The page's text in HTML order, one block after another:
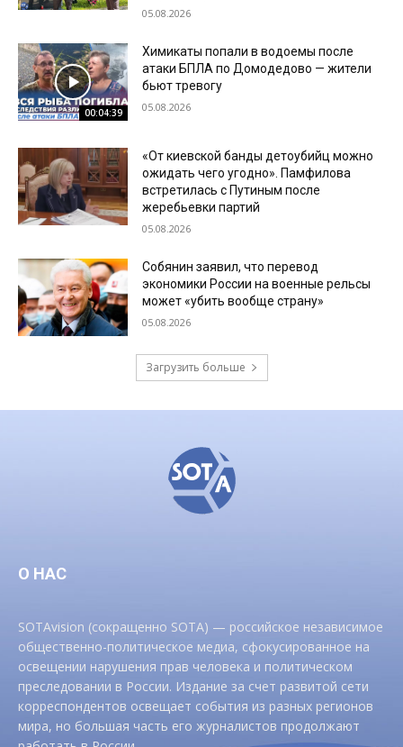
05.08.2026
00:04:39
Химикаты попали в водоемы после
атаки БПЛА по Домодедово — жители
бьют тревогу
05.08.2026
«От киевской банды детоубийц можно
ожидать чего угодно». Памфилова
встретилась с Путиным после
жеребьевки партий
05.08.2026
Собянин заявил, что перевод
экономики России на военные рельсы
может «убить вообще страну»
05.08.2026
Загрузить больше
О НАС
SOTAvision (сокращенно SOTA) — российское независимое
общественно-политическое медиа, сфокусированное на
освещении нарушения прав человека и политическом
преследовании в России. Издание за счет развитой сети
корреспондентов освещает события из разных регионов
мира, но большая часть его журналистов продолжают